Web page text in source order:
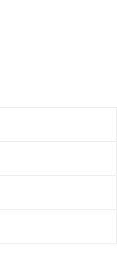
de um
que se